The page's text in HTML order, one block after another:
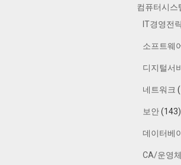
컴퓨터시스
IT경영전
소프트웨
디지털서
네트워크
보안(143)
데이터베
CA/운영